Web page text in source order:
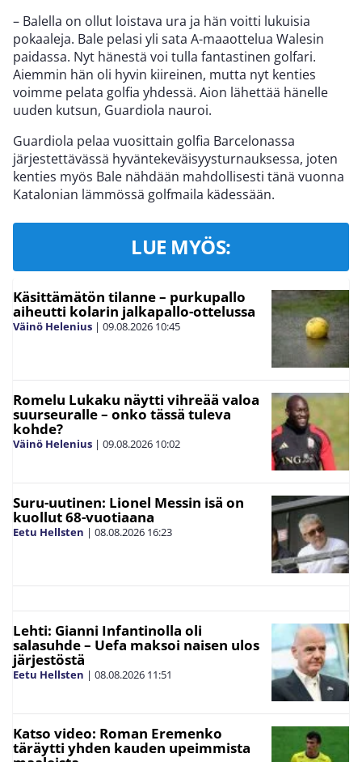
– Balella on ollut loistava ura ja hän voitti lukuisia
pokaaleja. Bale pelasi yli sata A-maaottelua Walesin
paidassa. Nyt hänestä voi tulla fantastinen golfari.
Aiemmin hän oli hyvin kiireinen, mutta nyt kenties
voimme pelata golfia yhdessä. Aion lähettää hänelle
uuden kutsun, Guardiola nauroi.
Guardiola pelaa vuosittain golfia Barcelonassa
järjestettävässä hyväntekeväisyysturnauksessa, joten
kenties myös Bale nähdään mahdollisesti tänä vuonna
Katalonian lämmössä golfmaila kädessään.
LUE MYÖS:
Käsittämätön tilanne – purkupallo
aiheutti kolarin jalkapallo-ottelussa
Väinö Helenius | 09.08.2026 10:45
Romelu Lukaku näytti vihreää valoa
suurseuralle – onko tässä tuleva
kohde?
Väinö Helenius | 09.08.2026 10:02
Suru-uutinen: Lionel Messin isä on
kuollut 68-vuotiaana
Eetu Hellsten | 08.08.2026 16:23
Lehti: Gianni Infantinolla oli
salasuhde – Uefa maksoi naisen ulos
järjestöstä
Eetu Hellsten | 08.08.2026 11:51
Katso video: Roman Eremenko
täräytti yhden kauden upeimmista